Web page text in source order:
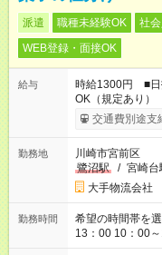
派遣 職種未経験OK 社
WEB登録・面接OK
給与
時給1300円 ■日
OK（規定あり）
交通費別途支
勤務地
川崎市宮前区
鷺沼駅
/ 宮崎台
大手物流会社
勤務時間
希望の時間帯を
13：00 10：00
シフト例：8時間